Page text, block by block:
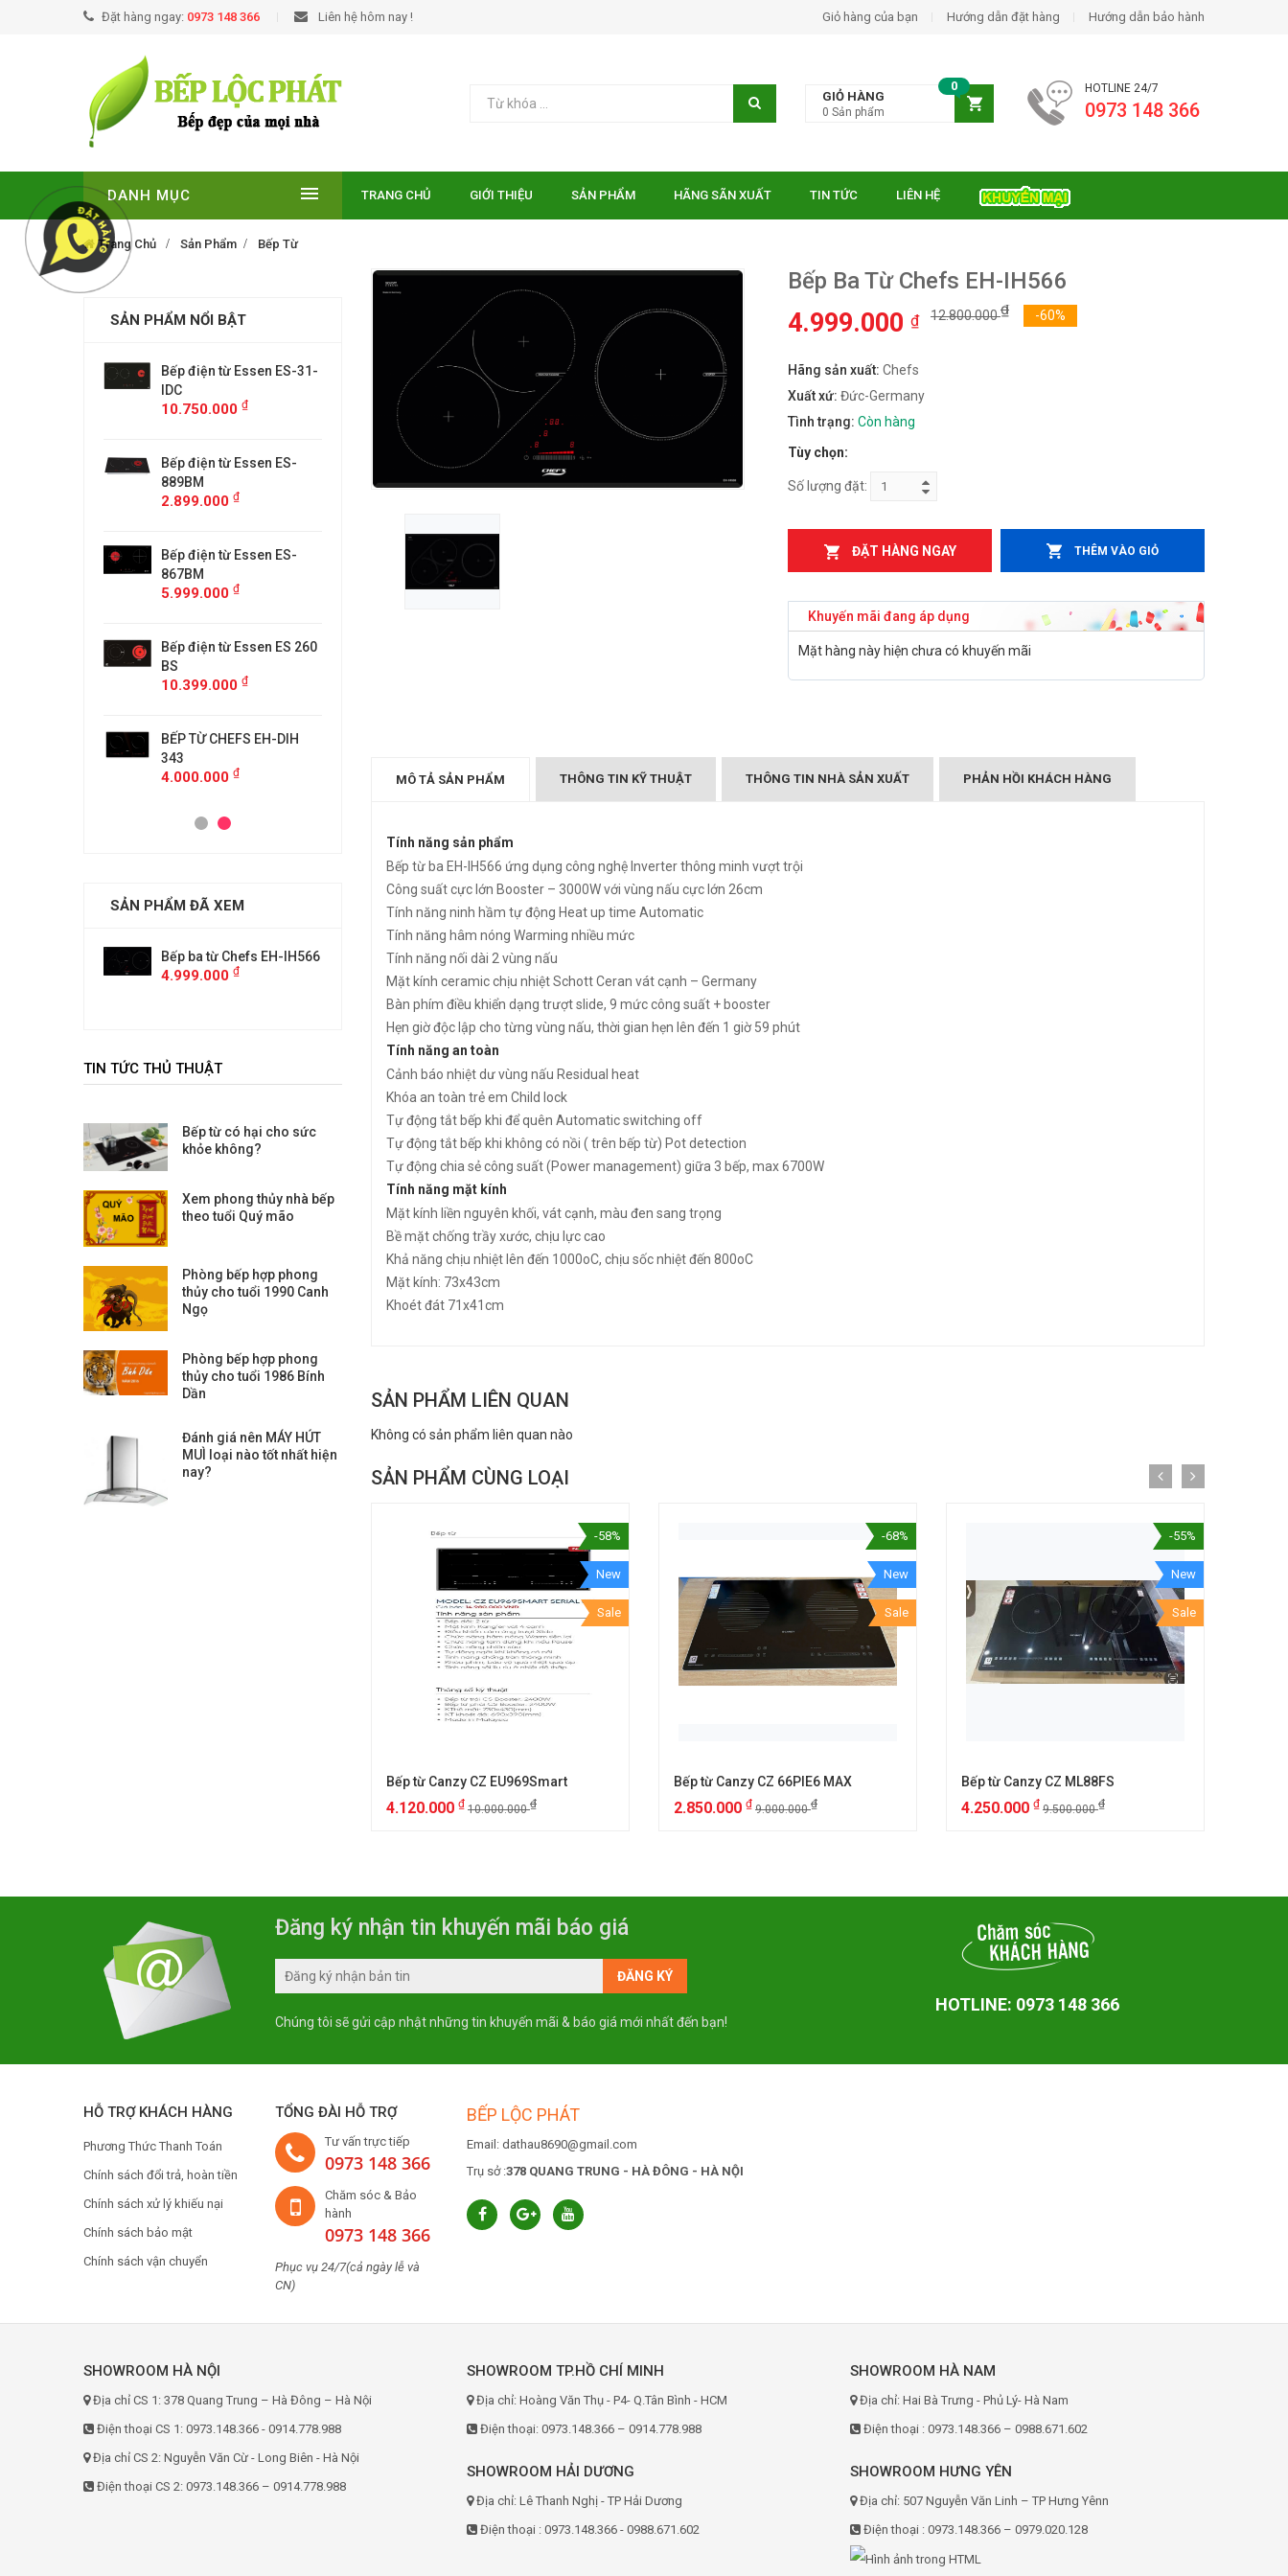
Đặt hàng ngay: 0973 148 366 Liên hệ hôm nay ! Giỏ hàng của bạn Hướng dẫn đặt hàng Hướng dẫn bảo hành
HOTLINE 24/7
0973 148 366
GIỎ HÀNG
0
0 Sản phẩm
DANH MỤC TRANG CHỦ GIỚI THIỆU SẢN PHẨM HÃNG SÃN XUẤT TIN TỨC LIÊN HỆ
Trang Chủ Sản Phẩm Bếp Từ
Bếp Ba Từ Chefs EH-IH566
4.999.000 ₫ 12.800.000₫ -60%
Hãng sản xuất: Chefs
Xuất xứ: Đức-Germany
Tình trạng: Còn hàng
Tùy chọn:
Số lượng đặt:
ĐẶT HÀNG NGAY THÊM VÀO GIỎ
Khuyến mãi đang áp dụng
Mặt hàng này hiện chưa có khuyến mãi
MÔ TẢ SẢN PHẨM THÔNG TIN KỸ THUẬT THÔNG TIN NHÀ SẢN XUẤT PHẢN HỒI KHÁCH HÀNG
Tính năng sản phẩm
Bếp từ ba EH-IH566 ứng dụng công nghệ Inverter thông minh vượt trội
Công suất cực lớn Booster – 3000W với vùng nấu cực lớn 26cm
Tính năng ninh hầm tự động Heat up time Automatic
Tính năng hâm nóng Warming nhiều mức
Tính năng nối dài 2 vùng nấu
Mặt kính ceramic chịu nhiệt Schott Ceran vát cạnh – Germany
Bàn phím điều khiển dạng trượt slide, 9 mức công suất + booster
Hẹn giờ độc lập cho từng vùng nấu, thời gian hẹn lên đến 1 giờ 59 phút
Tính năng an toàn
Cảnh báo nhiệt dư vùng nấu Residual heat
Khóa an toàn trẻ em Child lock
Tự động tắt bếp khi để quên Automatic switching off
Tự động tắt bếp khi không có nồi ( trên bếp từ) Pot detection
Tự động chia sẻ công suất (Power management) giữa 3 bếp, max 6700W
Tính năng mặt kính
Mặt kính liền nguyên khối, vát cạnh, màu đen sang trọng
Bề mặt chống trầy xước, chịu lực cao
Khả năng chịu nhiệt lên đến 1000oC, chịu sốc nhiệt đến 800oC
Mặt kính: 73x43cm
Khoét đát 71x41cm
SẢN PHẨM LIÊN QUAN
Không có sản phẩm liên quan nào
SẢN PHẨM CÙNG LOẠI
-58%
New
Sale
Bếp từ Canzy CZ EU969Smart
4.120.000 ₫ 10.000.000₫
-68%
New
Sale
Bếp từ Canzy CZ 66PIE6 MAX
2.850.000 ₫ 9.000.000₫
-55%
New
Sale
Bếp từ Canzy CZ ML88FS
4.250.000 ₫ 9.500.000₫
SẢN PHẨM NỔI BẬT
Bếp điện từ Essen ES-31-
IDC
10.750.000 ₫
Bếp điện từ Essen ES-
889BM
2.899.000 ₫
Bếp điện từ Essen ES-
867BM
5.999.000 ₫
Bếp điện từ Essen ES 260
BS
10.399.000 ₫
BẾP TỪ CHEFS EH-DIH
343
4.000.000 ₫
BẾP TỪ EUROSUN EU-
T210NOTE
9.299.000
Bếp điện từ Faster
FS218CIH
MÁY HÚT MÙI KÍNH CONG
KF-GB705/GB905
4.500.000₫
Bếp điện từ Essen ES-31-
IDC
10.750.000
889BM
343
4.000.000 ₫
SẢN PHẨM ĐÃ XEM
Bếp ba từ Chefs EH-IH566
4.999.000 ₫
Bếp ba từ Chefs EH-IH566
4.999.000 4.999.000
TIN TỨC THỦ THUẬT
Bếp từ có hại cho sức
khỏe không?
Xem phong thủy nhà bếp
theo tuổi Quý mão
Phòng bếp hợp phong
thủy cho tuổi 1990 Canh
Ngọ
Phòng bếp hợp phong
thủy cho tuổi 1986 Bính
Dần
Đánh giá nên MÁY HÚT
MUÌ loại nào tốt nhất hiện
nay?
Đăng ký nhận tin khuyến mãi báo giá
Chúng tôi sẽ gửi cập nhật những tin khuyến mãi & báo giá mới nhất đến bạn!
HOTLINE: 0973 148 366
HỖ TRỢ KHÁCH HÀNG
Phương Thức Thanh Toán
Chính sách đổi trả, hoàn tiền
Chính sách xử lý khiếu nại
Chính sách bảo mật
Chính sách vận chuyển
TỔNG ĐÀI HỖ TRỢ
Tư vấn trực tiếp
0973 148 366
Chăm sóc & Bảo
hành
0973 148 366
Phục vụ 24/7(cả ngày lễ và
CN)
BẾP LỘC PHÁT
Email: dathau8690@gmail.com
Trụ sở :378 QUANG TRUNG - HÀ ĐÔNG - HÀ NỘI
SHOWROOM HÀ NỘI
Địa chỉ CS 1: 378 Quang Trung – Hà Đông – Hà Nội
Điện thoại CS 1: 0973.148.366 - 0914.778.988
Địa chỉ CS 2: Nguyễn Văn Cừ - Long Biên - Hà Nội
Điện thoại CS 2: 0973.148.366 – 0914.778.988
SHOWROOM TP.HỒ CHÍ MINH
Địa chỉ: Hoàng Văn Thụ - P4- Q.Tân Bình - HCM
Điện thoại: 0973.148.366 – 0914.778.988
SHOWROOM HÀ NAM
Địa chỉ: Hai Bà Trưng - Phủ Lý- Hà Nam
Điện thoại : 0973.148.366 – 0988.671.602
SHOWROOM HẢI DƯƠNG
Địa chỉ: Lê Thanh Nghị - TP Hải Dương
Điện thoại : 0973.148.366 - 0988.671.602
SHOWROOM HƯNG YÊN
Địa chỉ: 507 Nguyễn Văn Linh – TP Hưng Yênn
Điện thoại : 0973.148.366 – 0979.020.128